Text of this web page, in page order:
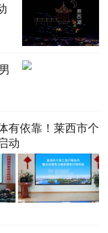
有依靠！莱西市个
动